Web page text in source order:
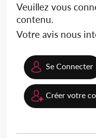
Veuillez vous
contenu.
Votre avis nous
Se Connecter
Créer votre